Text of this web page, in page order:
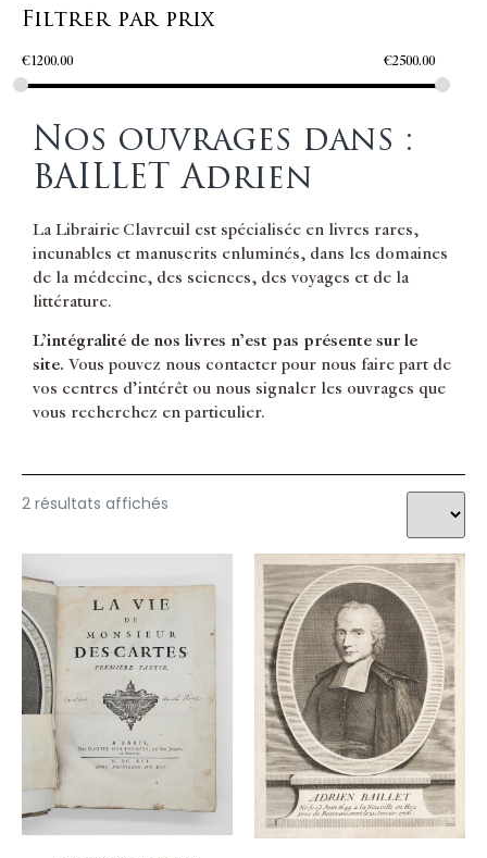
Filtrer par prix
€1200.00 €2500.00
Nos ouvrages dans :
BAILLET Adrien
La Librairie Clavreuil est spécialisée en livres rares,
incunables et manuscrits enluminés, dans les domaines
de la médecine, des sciences, des voyages et de la
littérature.
L’intégralité de nos livres n’est pas présente sur le
site. Vous pouvez nous contacter pour nous faire part de
vos centres d’intérêt ou nous signaler les ouvrages que
vous recherchez en particulier.
2 résultats affichés